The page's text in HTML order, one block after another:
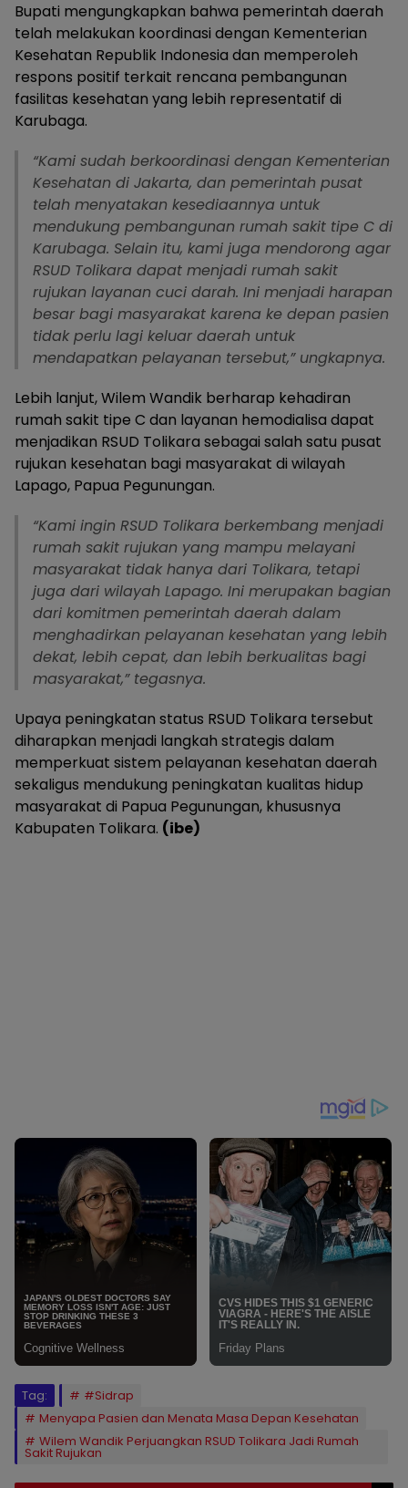
Bupati mengungkapkan bahwa pemerintah daerah
telah melakukan koordinasi dengan Kementerian
Kesehatan Republik Indonesia dan memperoleh
respons positif terkait rencana pembangunan
fasilitas kesehatan yang lebih representatif di
Karubaga.
“Kami sudah berkoordinasi dengan Kementerian
Kesehatan di Jakarta, dan pemerintah pusat
telah menyatakan kesediaannya untuk
mendukung pembangunan rumah sakit tipe C di
Karubaga. Selain itu, kami juga mendorong agar
RSUD Tolikara dapat menjadi rumah sakit
rujukan layanan cuci darah. Ini menjadi harapan
besar bagi masyarakat karena ke depan pasien
tidak perlu lagi keluar daerah untuk
mendapatkan pelayanan tersebut,” ungkapnya.
Lebih lanjut, Wilem Wandik berharap kehadiran
rumah sakit tipe C dan layanan hemodialisa dapat
menjadikan RSUD Tolikara sebagai salah satu pusat
rujukan kesehatan bagi masyarakat di wilayah
Lapago, Papua Pegunungan.
“Kami ingin RSUD Tolikara berkembang menjadi
rumah sakit rujukan yang mampu melayani
masyarakat tidak hanya dari Tolikara, tetapi
juga dari wilayah Lapago. Ini merupakan bagian
dari komitmen pemerintah daerah dalam
menghadirkan pelayanan kesehatan yang lebih
dekat, lebih cepat, dan lebih berkualitas bagi
masyarakat,” tegasnya.
Upaya peningkatan status RSUD Tolikara tersebut
diharapkan menjadi langkah strategis dalam
memperkuat sistem pelayanan kesehatan daerah
sekaligus mendukung peningkatan kualitas hidup
masyarakat di Papua Pegunungan, khususnya
Kabupaten Tolikara. (ibe)
Tag:
#Sidrap
Menyapa Pasien dan Menata Masa Depan Kesehatan
Wilem Wandik Perjuangkan RSUD Tolikara Jadi Rumah
Sakit Rujukan